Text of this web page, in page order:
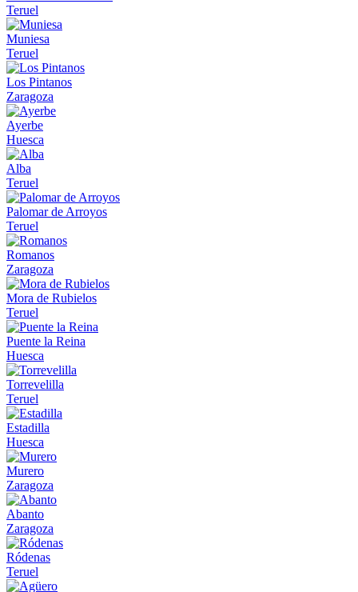
Teruel
Muniesa
Teruel
Los Pintanos
Zaragoza
Ayerbe
Huesca
Alba
Teruel
Palomar de Arroyos
Teruel
Romanos
Zaragoza
Mora de Rubielos
Teruel
Puente la Reina
Huesca
Torrevelilla
Teruel
Estadilla
Huesca
Murero
Zaragoza
Abanto
Zaragoza
Ródenas
Teruel